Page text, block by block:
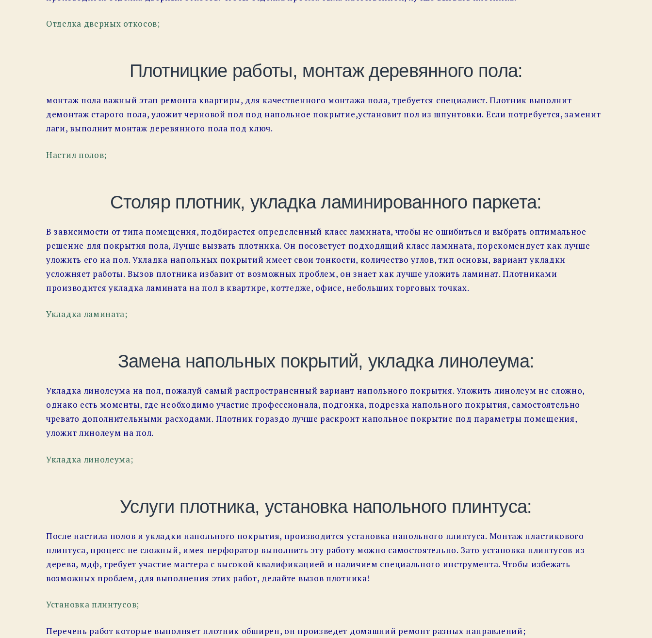
Отделка дверных откосов;
Плотницкие работы, монтаж деревянного пола:
монтаж пола важный этап ремонта квартиры, для качественного монтажа пола, требуется специалист. Плотник выполнит
демонтаж старого пола, уложит черновой пол под напольное покрытие,установит пол из шпунтовки. Если потребуется, заменит
лаги, выполнит монтаж деревянного пола под ключ.
Настил полов;
Столяр плотник, укладка ламинированного паркета:
В зависимости от типа помещения, подбирается определенный класс ламината, чтобы не ошибиться и выбрать оптимальное
решение для покрытия пола, Лучше вызвать плотника. Он посоветует подходящий класс ламината, порекомендует как лучше
уложить его на пол. Укладка напольных покрытий имеет свои тонкости, количество углов, тип основы, вариант укладки
усложняет работы. Вызов плотника избавит от возможных проблем, он знает как лучше уложить ламинат. Плотниками
производится укладка ламината на пол в квартире, коттедже, офисе, небольших торговых точках.
Укладка ламината;
Замена напольных покрытий, укладка линолеума:
Укладка линолеума на пол, пожалуй самый распространенный вариант напольного покрытия. Уложить линолеум не сложно,
однако есть моменты, где необходимо участие профессионала, подгонка, подрезка напольного покрытия, самостоятельно
чревато дополнительными расходами. Плотник гораздо лучше раскроит напольное покрытие под параметры помещения,
уложит линолеум на пол.
Укладка линолеума;
Услуги плотника, установка напольного плинтуса:
После настила полов и укладки напольного покрытия, производится установка напольного плинтуса. Монтаж пластикового
плинтуса, процесс не сложный, имея перфоратор выполнить эту работу можно самостоятельно. Зато установка плинтусов из
дерева, мдф, требует участие мастера с высокой квалификацией и наличием специального инструмента. Чтобы избежать
возможных проблем, для выполнения этих работ, делайте вызов плотника!
Установка плинтусов;
Перечень работ которые выполняет плотник обширен, он произведет домашний ремонт разных направлений;